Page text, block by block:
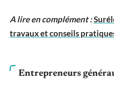
A lire en complément :
travaux et conseils
Entrepreneurs